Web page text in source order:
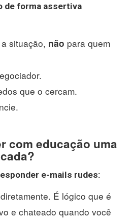
de forma assertiva
situação, não para quem
que o cercam.
com educação uma
e-mails rudes:
É lógico que é
e chateado quando você